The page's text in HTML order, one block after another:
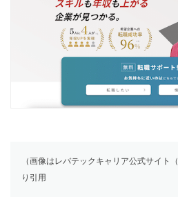
（画像はレバテックキャリア公式サイト（
り引用